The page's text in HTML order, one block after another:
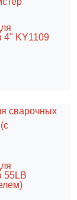
4" KY1109
55LB